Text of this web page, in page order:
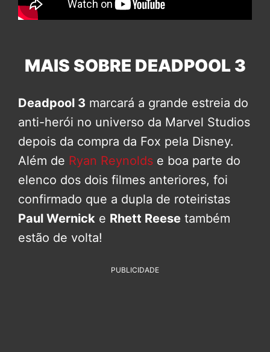
MAIS SOBRE DEADPOOL 3
Deadpool 3 marcará a grande estreia do
anti-herói no universo da Marvel Studios
depois da compra da Fox pela Disney.
Além de Ryan Reynolds e boa parte do
elenco dos dois filmes anteriores, foi
confirmado que a dupla de roteiristas
Paul Wernick e Rhett Reese também
estão de volta!
PUBLICIDADE